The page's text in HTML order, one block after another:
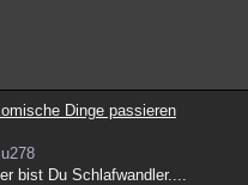
Dinge passieren
bist Du Schlafwandler....